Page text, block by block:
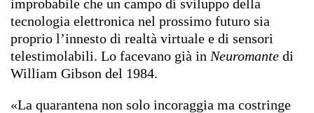
improbabile che un campo di sviluppo della
tecnologia elettronica nel prossimo futuro sia
proprio l’innesto di realtà virtuale e di sensori
telestimolabili. Lo facevano già in Neuromante di
William Gibson del 1984.
«La quarantena non solo incoraggia ma costringe